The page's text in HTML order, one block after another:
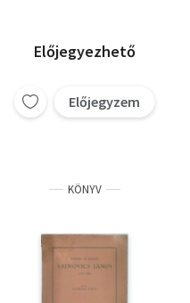
Előjegyezhető
Előjegyzem
KÖNYV